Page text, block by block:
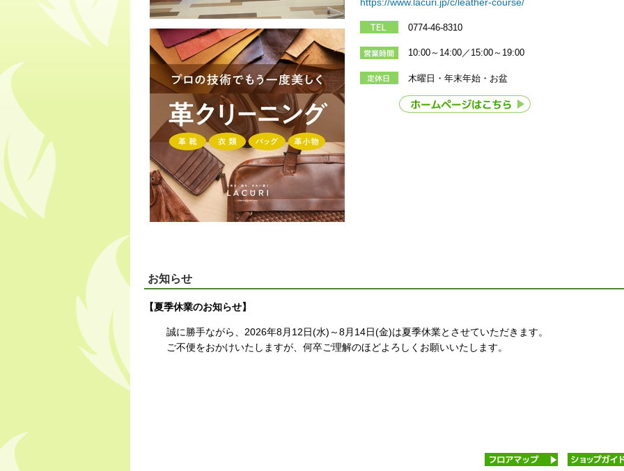
0774-46-8310
10:00～14:00／15:00～19:00
木曜日・年末年始・お盆
お知らせ
【夏季休業のお知らせ】
誠に勝手ながら、2026年8月12日(水)～8月14日(金)は夏季休業とさせていただきます。
ご不便をおかけいたしますが、何卒ご理解のほどよろしくお願いいたします。